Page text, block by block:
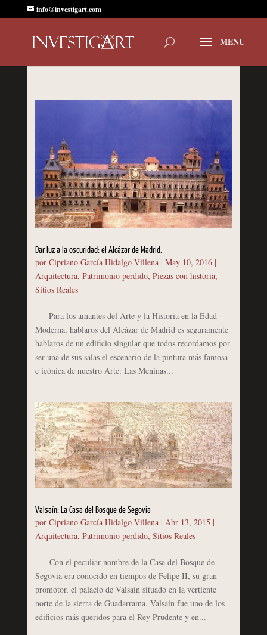
info@investigart.com
Dar luz a la oscuridad: el Alcázar de Madrid.
por Cipriano García Hidalgo Villena| May 10, 2016|
Arquitectura, Patrimonio perdido, Piezas con historia,
Sitios Reales
Para los amantes del Arte y la Historia en la Edad
Moderna, hablaros del Alcázar de Madrid es seguramente
hablaros de un edificio singular que todos recordamos por
ser una de sus salas el escenario de la pintura más famosa
e icónica de nuestro Arte: Las Meninas...
Valsaín: La Casa del Bosque de Segovia
por Cipriano García Hidalgo Villena| Abr 13, 2015 |
Arquitectura, Patrimonio perdido, Sitios Reales
Con el peculiar nombre de la Casa del Bosque de
Segovia era conocido en tiempos de Felipe II, su gran
promotor, el palacio de Valsaín situado en la vertiente
norte de la sierra de Guadarrama. Valsaín fue uno de los
edificios más queridos para el Rey Prudente y en...